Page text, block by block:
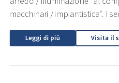
macchinari / impiantistica”. I
Leggi di più Visita il